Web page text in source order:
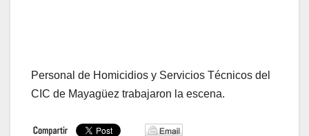
Personal de Homicidios y Servicios Técnicos del
CIC de Mayagüez trabajaron la escena.